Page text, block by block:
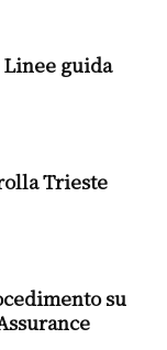
guida
Trieste
su